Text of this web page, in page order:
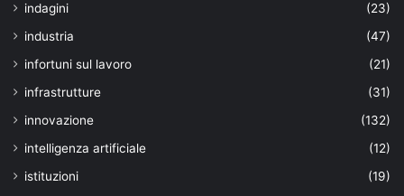
indagini
(23)
industria
(47)
infortuni sul lavoro
(21)
infrastrutture
(31)
innovazione
(132)
intelligenza artificiale
(12)
istituzioni
(19)